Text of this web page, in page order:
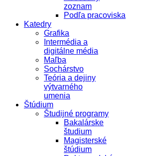
zoznam
Podľa pracoviska
Katedry
Grafika
Intermédia a
digitálne média
Maľba
Sochárstvo
Teória a dejiny
výtvarného
umenia
Štúdium
Študijné programy
Bakalárske
študium
Magisterské
štúdium